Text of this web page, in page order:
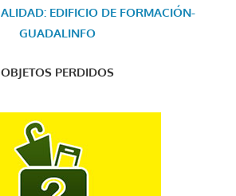
EDIFICIO DE FORMACIÓN-
GUADALINFO
OBJETOS PERDIDOS